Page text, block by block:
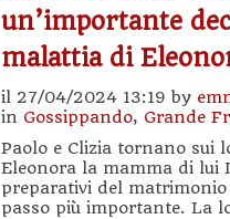
un’importante
malattia di
il 27/04/2024 13:19 by
in Gossippando, Grande
Paolo e Clizia tornano sui
Eleonora la mamma di lui
preparativi del
passo più importante. La